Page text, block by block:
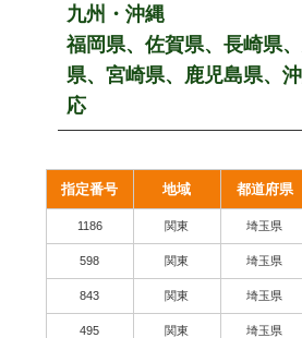
九州・沖縄
福岡県、佐賀県、長崎県
県、宮崎県、鹿児島県、
応
指定番号 地域 都道府県
1186 関東 埼玉県
598 関東 埼玉県
843 関東 埼玉県
495 関東 埼玉県